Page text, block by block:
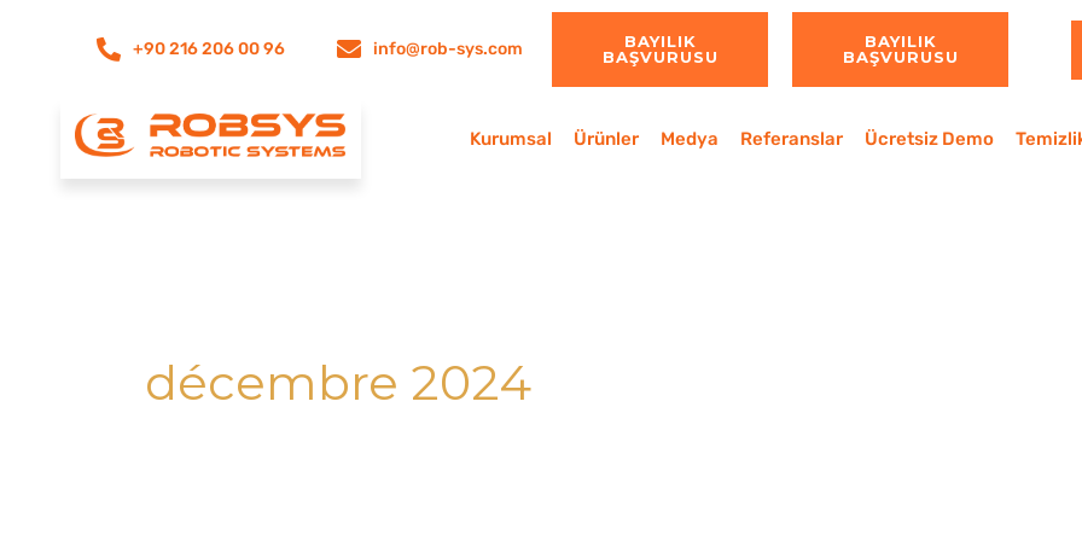
+90 216 206 00 96 info@rob-sys.com
BAYILIK
BAŞVURUSU
BAYILIK
BAŞVURUSU
Kurumsal Ürünler Medya Referanslar Ücretsiz Demo
décembre 2024